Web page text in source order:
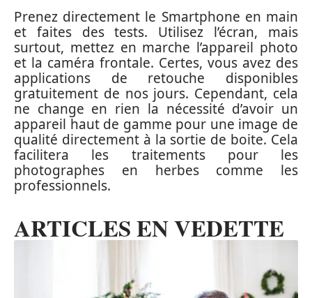
Prenez directement le Smartphone en main
et faites des tests. Utilisez l’écran, mais
surtout, mettez en marche l’appareil photo
et la caméra frontale. Certes, vous avez des
applications de retouche disponibles
gratuitement de nos jours. Cependant, cela
ne change en rien la nécessité d’avoir un
appareil haut de gamme pour une image de
qualité directement à la sortie de boite. Cela
facilitera les traitements pour les
photographes en herbes comme les
professionnels.
ARTICLES EN VEDETTE